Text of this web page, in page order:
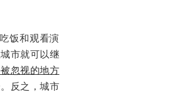
饭和观看演
市就可以继
忽视的地方
反之，城市